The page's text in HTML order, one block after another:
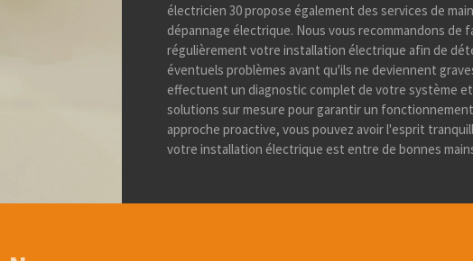
électricien 30 propose également des services de
dépannage électrique. Nous vous recommandons de
régulièrement votre installation électrique afin de
éventuels problèmes avant qu'ils ne deviennent
effectuent un diagnostic complet de votre système
solutions sur mesure pour garantir un
approche proactive, vous pouvez avoir l'esprit
votre installation électrique est entre de bonnes